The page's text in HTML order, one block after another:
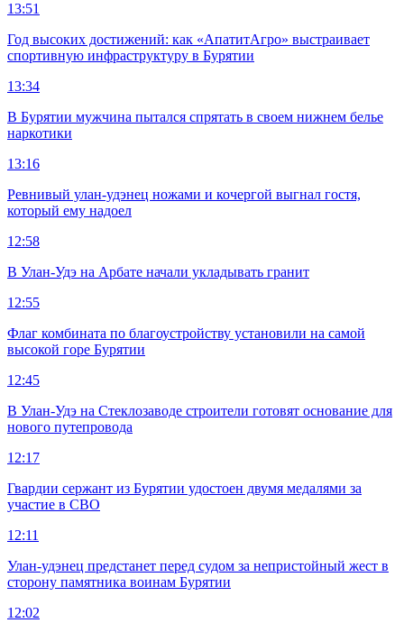
13:51
Год высоких достижений: как «АпатитАгро» выстраивает
спортивную инфраструктуру в Бурятии
13:34
В Бурятии мужчина пытался спрятать в своем нижнем белье
наркотики
13:16
Ревнивый улан-удэнец ножами и кочергой выгнал гостя,
который ему надоел
12:58
В Улан-Удэ на Арбате начали укладывать гранит
12:55
Флаг комбината по благоустройству установили на самой
высокой горе Бурятии
12:45
В Улан-Удэ на Стеклозаводе строители готовят основание для
нового путепровода
12:17
Гвардии сержант из Бурятии удостоен двумя медалями за
участие в СВО
12:11
Улан-удэнец предстанет перед судом за непристойный жест в
сторону памятника воинам Бурятии
12:02